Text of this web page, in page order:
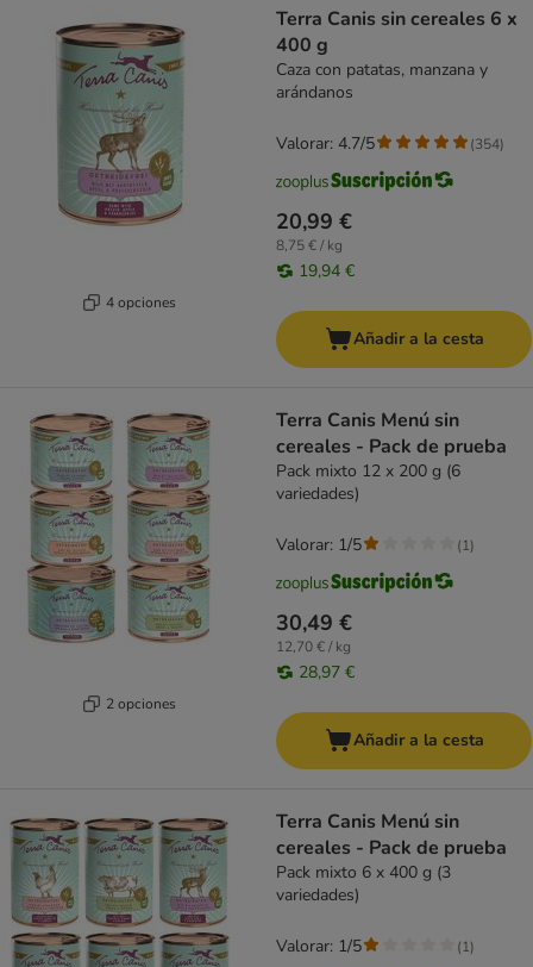
4 opciones
Terra Canis sin cereales 6 x
400 g
Caza con patatas, manzana y
arándanos
20,99 €
8,75 € / kg
19,94 €
Valorar: 4.7/5 (354)
Añadir a la cesta
2 opciones
Terra Canis Menú sin
cereales - Pack de prueba
Pack mixto 12 x 200 g (6
variedades)
30,49 €
12,70 € / kg
28,97 €
Valorar: 1/5 (1)
Añadir a la cesta
Terra Canis Menú sin
cereales - Pack de prueba
Pack mixto 6 x 400 g (3
variedades)
Valorar: 1/5 (1)